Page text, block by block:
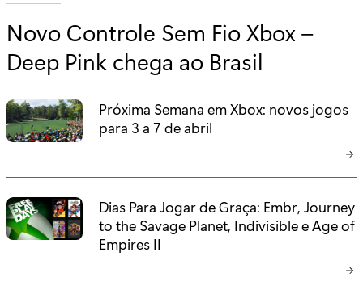
t
e
g
o
r
i
Novo Controle Sem Fio Xbox –
Deep Pink chega ao Brasil
Próxima Semana em Xbox: novos jogos
para 3 a 7 de abril
Dias Para Jogar de Graça: Embr, Journey
to the Savage Planet, Indivisible e Age of
Empires II